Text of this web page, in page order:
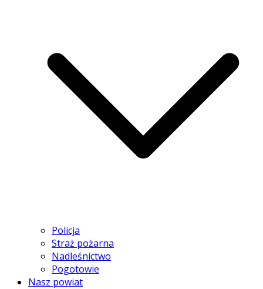
Policja
Straż pożarna
Nadleśnictwo
Pogotowie
Nasz powiat